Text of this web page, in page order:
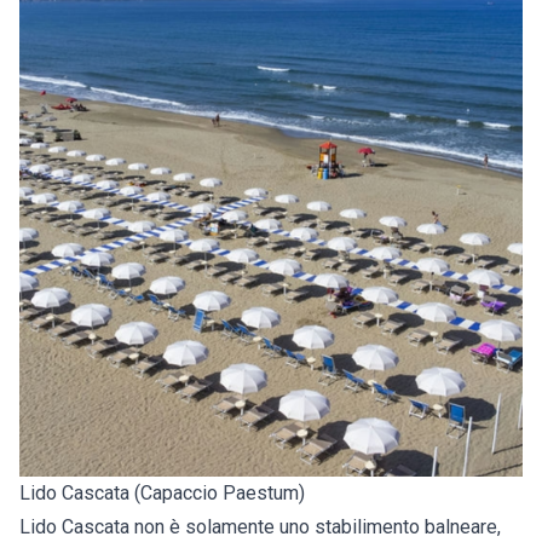
Lido Cascata (Capaccio Paestum)
Lido Cascata non è solamente uno stabilimento balneare,